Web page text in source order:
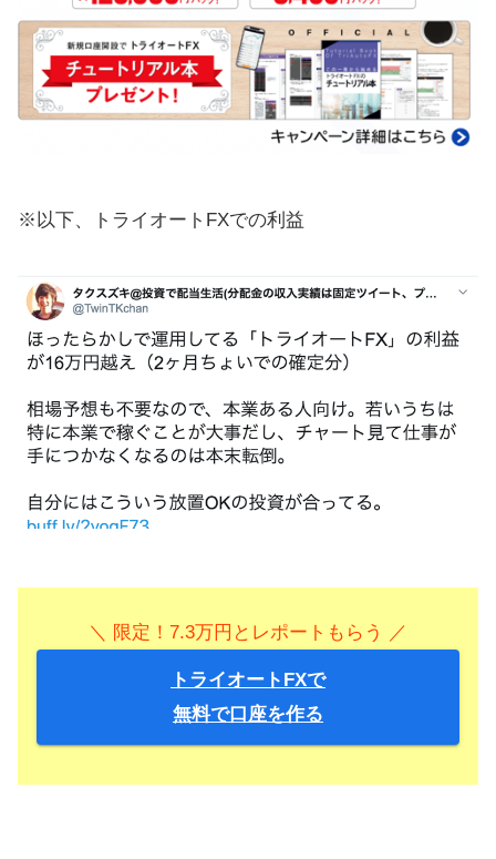
※以下、トライオートFXでの利益
＼ 限定！7.3万円とレポートもらう ／
トライオートFXで
無料で口座を作る